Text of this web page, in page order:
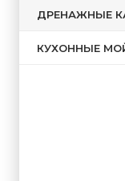
ДРЕНАЖНЫЕ
КУХОННЫЕ